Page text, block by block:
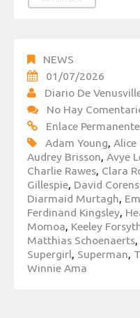
NEWS
01/07/2026
Diario De
No Hay
Enlace
Adam Young Alice
Audrey Brisson Avye
Charlie Rawes Clara
Gillespie David
Diarmaid Murtagh
Ferdinand Kingsley
Momoa Keeley
Matthias Schoenaerts
Supergirl Superman
Winnie Ama